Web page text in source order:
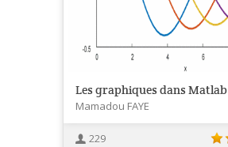
Les graphiques dans Matlab
Mamadou FAYE
229